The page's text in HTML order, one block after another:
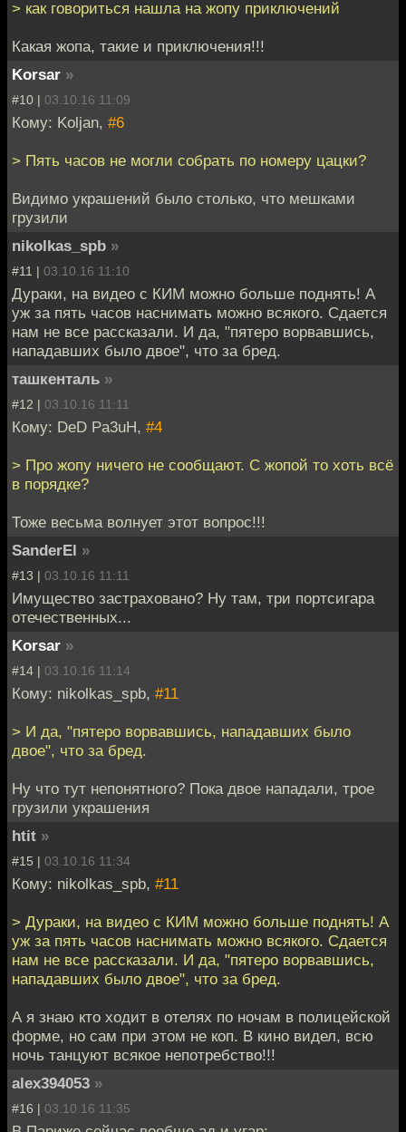
> как говориться нашла на жопу приключений
Какая жопа, такие и приключения!!!
Korsar »
#10 | 03.10.16 11:09
Кому: Koljan, #6
> Пять часов не могли собрать по номеру цацки?
Видимо украшений было столько, что мешками
грузили
nikolkas_spb »
#11 | 03.10.16 11:10
Дураки, на видео с КИМ можно больше поднять! А
уж за пять часов наснимать можно всякого. Сдается
нам не все рассказали. И да, "пятеро ворвавшись,
нападавших было двое", что за бред.
ташкенталь »
#12 | 03.10.16 11:11
Кому: DeD Pa3uH, #4
> Про жопу ничего не сообщают. С жопой то хоть всё
в порядке?
Тоже весьма волнует этот вопрос!!!
SanderEl »
#13 | 03.10.16 11:11
Имущество застраховано? Ну там, три портсигара
отечественных...
Korsar »
#14 | 03.10.16 11:14
Кому: nikolkas_spb, #11
> И да, "пятеро ворвавшись, нападавших было
двое", что за бред.
Ну что тут непонятного? Пока двое нападали, трое
грузили украшения
htit »
#15 | 03.10.16 11:34
Кому: nikolkas_spb, #11
> Дураки, на видео с КИМ можно больше поднять! А
уж за пять часов наснимать можно всякого. Сдается
нам не все рассказали. И да, "пятеро ворвавшись,
нападавших было двое", что за бред.
А я знаю кто ходит в отелях по ночам в полицейской
форме, но сам при этом не коп. В кино видел, всю
ночь танцуют всякое непотребство!!!
alex394053 »
#16 | 03.10.16 11:35